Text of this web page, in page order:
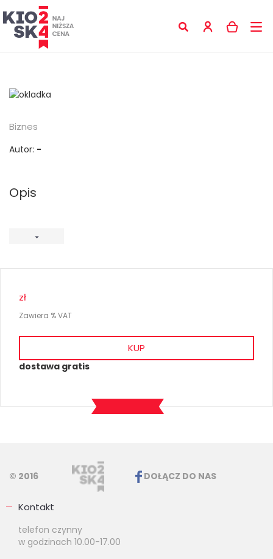
Biznes
Autor: -
Opis
zł
Zawiera % VAT
KUP
dostawa gratis
© 2016 DOŁĄCZ DO NAS
Kontakt
telefon czynny
w godzinach 10.00-17.00